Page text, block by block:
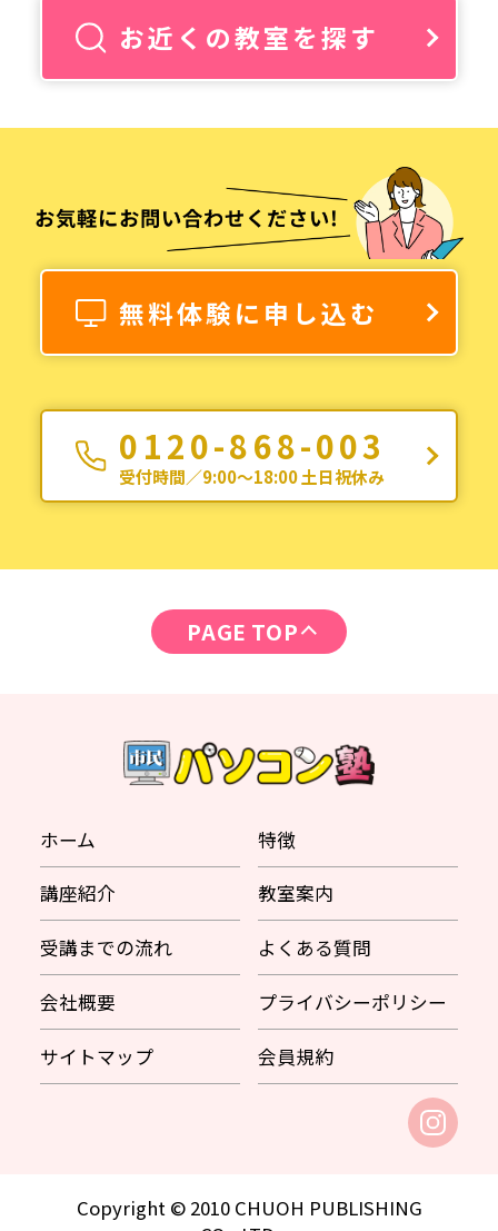
お近くの教室を探す
無料体験に申し込む
0120-868-003
受付時間／9:00〜18:00 土日祝休み
PAGE TOP
ホーム 特徴
講座紹介 教室案内
受講までの流れ よくある質問
会社概要 プライバシーポリシー
サイトマップ 会員規約
Copyright © 2010 CHUOH PUBLISHING